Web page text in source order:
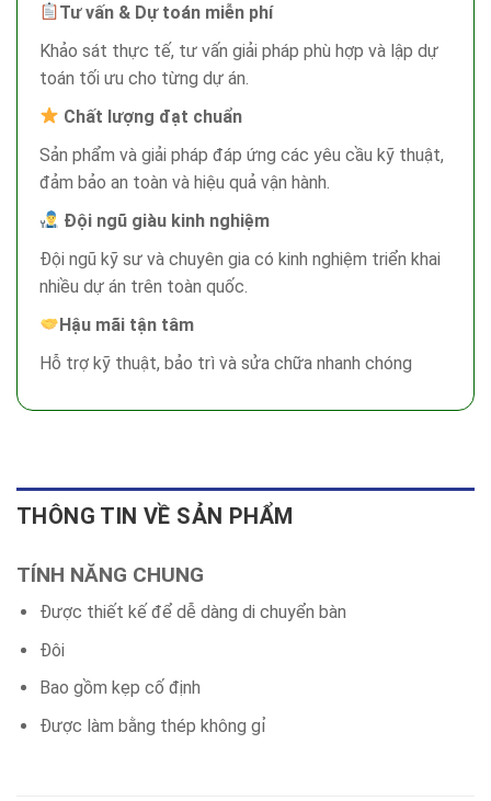
Tư vấn & Dự toán miễn phí
Khảo sát thực tế, tư vấn giải pháp phù hợp và lập dự
toán tối ưu cho từng dự án.
Chất lượng đạt chuẩn
Sản phẩm và giải pháp đáp ứng các yêu cầu kỹ thuật,
đảm bảo an toàn và hiệu quả vận hành.
Đội ngũ giàu kinh nghiệm
Đội ngũ kỹ sư và chuyên gia có kinh nghiệm triển khai
nhiều dự án trên toàn quốc.
Hậu mãi tận tâm
Hỗ trợ kỹ thuật, bảo trì và sửa chữa nhanh chóng
THÔNG TIN VỀ SẢN PHẨM
TÍNH NĂNG CHUNG
Được thiết kế để dễ dàng di chuyển bàn
Đôi
Bao gồm kẹp cố định
Được làm bằng thép không gỉ